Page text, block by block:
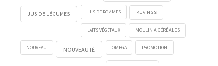
JUS DE LÉGUMES JUS DE POMMES KUVINGS
LAITS VÉGÉTAUX MOULIN A CÉRÉALES
NOUVEAU NOUVEAUTÉ OMEGA PROMOTION